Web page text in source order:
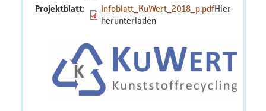
Projektblatt
Infoblatt_KuWert_2018_p.pdf